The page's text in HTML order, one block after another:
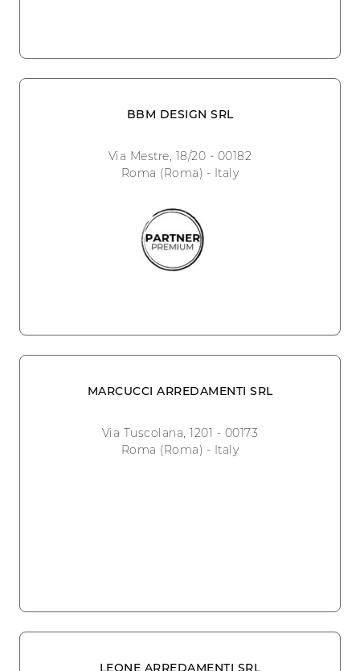
BBM DESIGN SRL
Via Mestre, 18/20 - 00182
Roma (Roma) - Italy
MARCUCCI ARREDAMENTI SRL
Via Tuscolana, 1201 - 00173
Roma (Roma) - Italy
LEONE ARREDAMENTI SRL